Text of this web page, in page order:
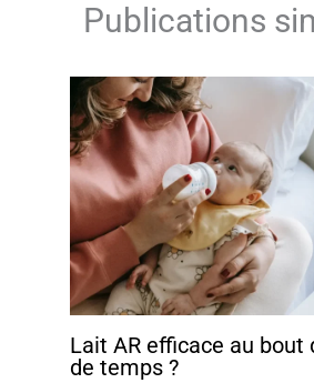
Publications
Lait AR efficace au bout
de temps ?